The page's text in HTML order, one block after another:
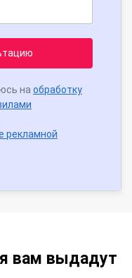
на обработку
рекламной
вам выдадут